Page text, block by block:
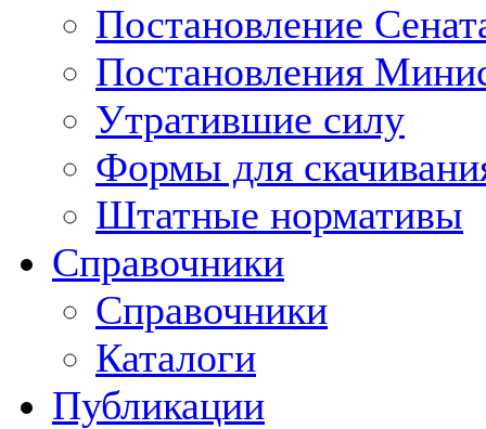
Постановление
Постановления
Утратившие силу
Формы для
Штатные нормативы
Справочники
Справочники
Каталоги
Публикации